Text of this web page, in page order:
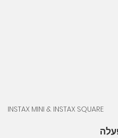
INSTAX MINI & INSTAX SQUARE